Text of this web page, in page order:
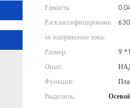
Емкость:
Расклассифицированн
ое напряжение тока:
Размер: 9
Опыт:
Функция:
Выделить: